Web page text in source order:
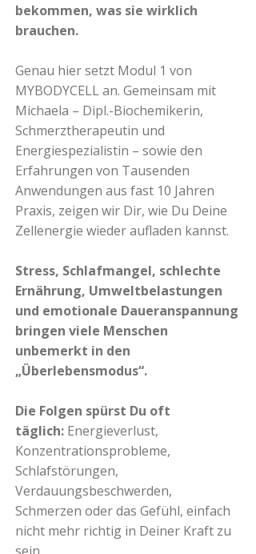
bekommen, was sie wirklich
brauchen.
Genau hier setzt Modul 1 von
MYBODYCELL an. Gemeinsam mit
Michaela – Dipl.-Biochemikerin,
Schmerztherapeutin und
Energiespezialistin – sowie den
Erfahrungen von Tausenden
Anwendungen aus fast 10 Jahren
Praxis, zeigen wir Dir, wie Du Deine
Zellenergie wieder aufladen kannst.
Stress, Schlafmangel, schlechte
Ernährung, Umweltbelastungen
und emotionale Daueranspannung
bringen viele Menschen
unbemerkt in den
„Überlebensmodus“.
Die Folgen spürst Du oft
täglich: Energieverlust,
Konzentrationsprobleme,
Schlafstörungen,
Verdauungsbeschwerden,
Schmerzen oder das Gefühl, einfach
nicht mehr richtig in Deiner Kraft zu